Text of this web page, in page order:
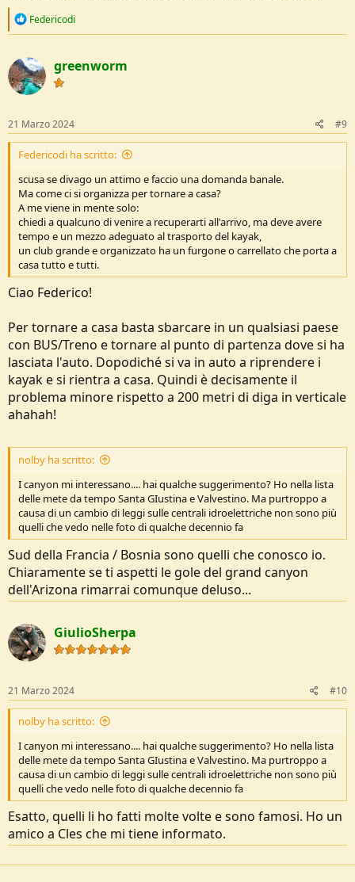
R
c
t
i
o
s
:
Federicodi
greenworm
21 Marzo 2024 #9
Federicodi ha scritto:
scusa se divago un attimo e faccio una domanda banale.
Ma come ci si organizza per tornare a casa?
A me viene in mente solo:
chiedi a qualcuno di venire a recuperarti all'arrivo, ma deve avere
tempo e un mezzo adeguato al trasporto del kayak,
un club grande e organizzato ha un furgone o carrellato che porta a
casa tutto e tutti.
Ciao Federico!
Per tornare a casa basta sbarcare in un qualsiasi paese
con BUS/Treno e tornare al punto di partenza dove si ha
lasciata l'auto. Dopodiché si va in auto a riprendere i
kayak e si rientra a casa. Quindi è decisamente il
problema minore rispetto a 200 metri di diga in verticale
ahahah!
nolby ha scritto:
I canyon mi interessano.... hai qualche suggerimento? Ho nella lista
delle mete da tempo Santa GIustina e Valvestino. Ma purtroppo a
causa di un cambio di leggi sulle centrali idroelettriche non sono più
quelli che vedo nelle foto di qualche decennio fa
Sud della Francia / Bosnia sono quelli che conosco io.
Chiaramente se ti aspetti le gole del grand canyon
dell'Arizona rimarrai comunque deluso...
GiulioSherpa
21 Marzo 2024 #10
nolby ha scritto:
I canyon mi interessano.... hai qualche suggerimento? Ho nella lista
delle mete da tempo Santa GIustina e Valvestino. Ma purtroppo a
causa di un cambio di leggi sulle centrali idroelettriche non sono più
quelli che vedo nelle foto di qualche decennio fa
Esatto, quelli li ho fatti molte volte e sono famosi. Ho un
amico a Cles che mi tiene informato.